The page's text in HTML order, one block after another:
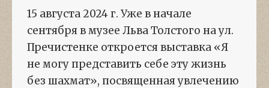
15 августа 2024 г. Уже в начале
сентября в музее Льва Толстого на ул.
Пречистенке откроется выставка «Я
не могу представить себе эту жизнь
без шахмат», посвященная увлечению